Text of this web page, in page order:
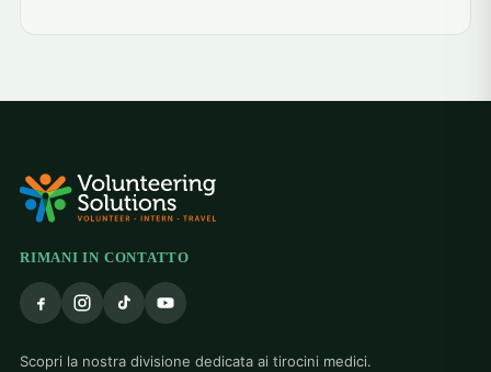
RIMANI IN CONTATTO
Scopri la nostra divisione dedicata ai tirocini medici.